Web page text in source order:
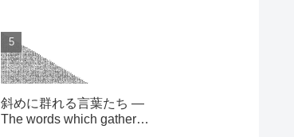
斜めに群れる言葉たち —
The words which gather